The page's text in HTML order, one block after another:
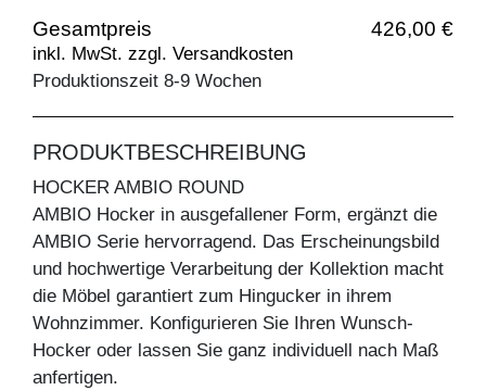
Gesamtpreis 426,00 €
inkl. MwSt. zzgl. Versandkosten
Produktionszeit 8-9 Wochen
PRODUKTBESCHREIBUNG
HOCKER AMBIO ROUND
AMBIO Hocker in ausgefallener Form, ergänzt die
AMBIO Serie hervorragend. Das Erscheinungsbild
und hochwertige Verarbeitung der Kollektion macht
die Möbel garantiert zum Hingucker in ihrem
Wohnzimmer. Konfigurieren Sie Ihren Wunsch-
Hocker oder lassen Sie ganz individuell nach Maß
anfertigen.